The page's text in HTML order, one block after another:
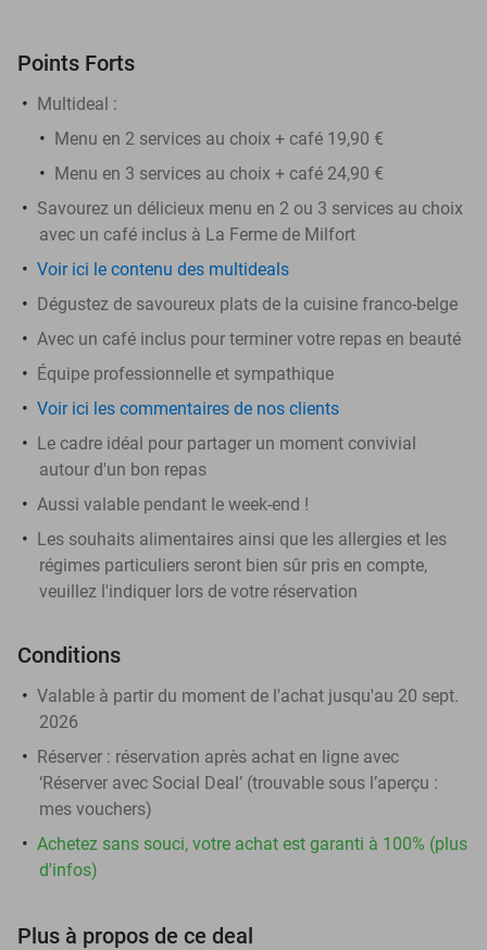
Points Forts
Multideal :
​Menu en 2 services au choix + café 19,90 €
Menu en 3 services au choix + café 24,90 €
Savourez un délicieux menu en 2 ou 3 services au choix
avec un café inclus à La Ferme de Milfort
Voir ici le contenu des multideals
Dégustez de savoureux plats de la cuisine franco-belge
Avec un café inclus pour terminer votre repas en beauté
Équipe professionnelle et sympathique
Voir ici les commentaires de nos clients
Le cadre idéal pour partager un moment convivial
autour d'un bon repas
Aussi valable pendant le week-end !
Les souhaits alimentaires ainsi que les allergies et les
régimes particuliers seront bien sûr pris en compte,
veuillez l'indiquer lors de votre réservation
Conditions
Valable à partir du moment de l'achat jusqu'au 20 sept.
2026
Réserver : réservation après achat en ligne avec
‘Réserver avec Social Deal’ (trouvable sous l’aperçu :
mes vouchers)
Achetez sans souci, votre achat est garanti à 100% (plus
d'infos)
Plus à propos de ce deal